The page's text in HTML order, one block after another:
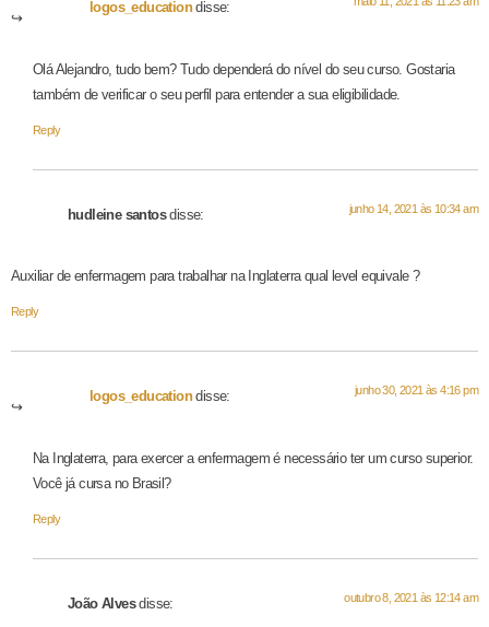
logos_education disse:
Olá Alejandro, tudo bem? Tudo dependerá do nível do seu curso. Gostaria
também de verificar o seu perfil para entender a sua eligibilidade.
Reply
hudleine santos disse: junho 14, 2021 às 10:34 am
Auxiliar de enfermagem para trabalhar na Inglaterra qual level equivale ?
Reply
logos_education disse: junho 30, 2021 às 4:16 pm
Na Inglaterra, para exercer a enfermagem é necessário ter um curso superior.
Você já cursa no Brasil?
Reply
João Alves disse: outubro 8, 2021 às 12:14 am